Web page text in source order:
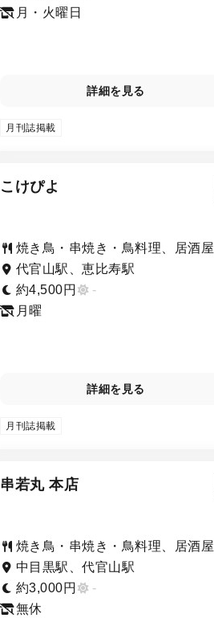
月・火曜日
詳細を見る
月刊誌掲載
こけぴよ
焼き鳥・串焼き・鳥料理、居酒屋
代官山駅、恵比寿駅
約4,500円
-
月曜
詳細を見る
月刊誌掲載
串若丸 本店
焼き鳥・串焼き・鳥料理、居酒屋
中目黒駅、代官山駅
約3,000円
-
無休